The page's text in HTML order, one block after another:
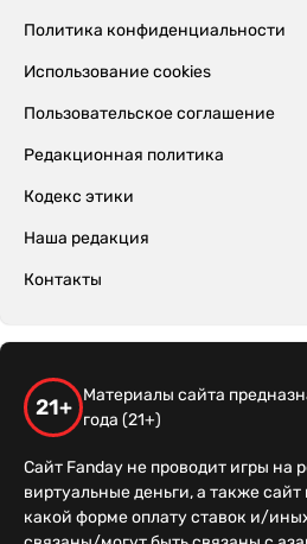
Политика конфиденциальности
Использование cookies
Пользовательское соглашение
Редакционная политика
Кодекс этики
Наша редакция
Контакты
21+
Материалы сайта
года (21+)
Сайт Fanday не проводит игры на
виртуальные деньги, а также
какой форме оплату ставок и/